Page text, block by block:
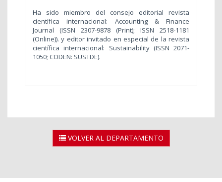
Ha sido miembro del consejo editorial revista
científica internacional: Accounting & Finance
Journal (ISSN 2307-9878 (Print); ISSN 2518-1181
(Online)). y editor invitado en especial de la revista
científica internacional: Sustainability (ISSN 2071-
1050; CODEN: SUSTDE).
VOLVER AL DEPARTAMENTO